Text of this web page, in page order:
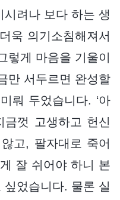
려나 보다 하는 생
욱 의기소침해져서
렇게 마음을 기울이
만 서두르면 완성할
뤄 두었습니다. ‘아
껏 고생하고 헌신
고, 팔자대로 죽어
잘 쉬어야 하니 본
었습니다. 물론 실